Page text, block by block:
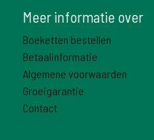
Meer informatie over
Boeketten bestellen
Betaalinformatie
Algemene voorwaarden
Groeigarantie
Contact